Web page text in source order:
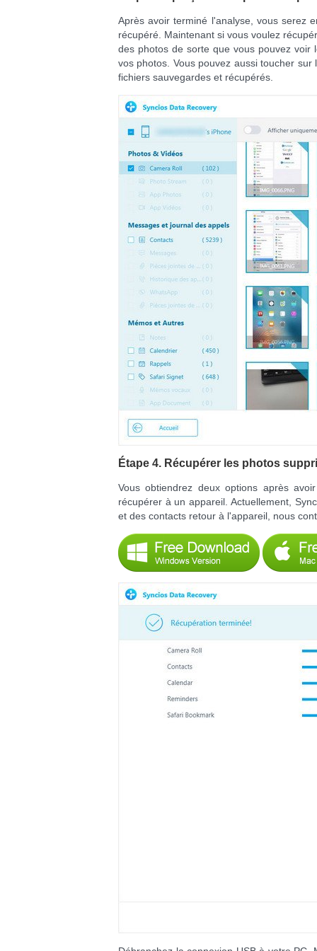
Après avoir terminé l'analyse, vous serez
récupéré. Maintenant si vous voulez
des photos de sorte que vous pouvez
vos photos. Vous pouvez aussi toucher
fichiers sauvegardes et récupérés.
Étape 4. Récupérer les photos
Vous obtiendrez deux options après
récupérer à un appareil. Actuellement,
et des contacts retour à l'appareil, nous